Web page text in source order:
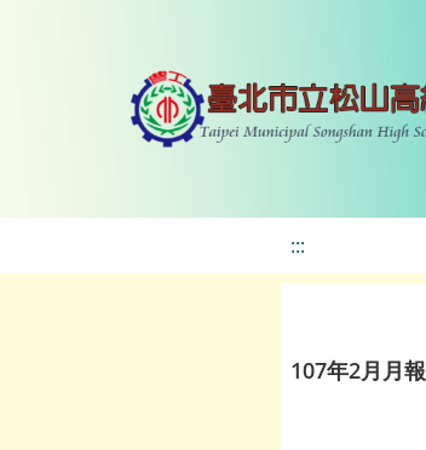
:::
107年2月月報